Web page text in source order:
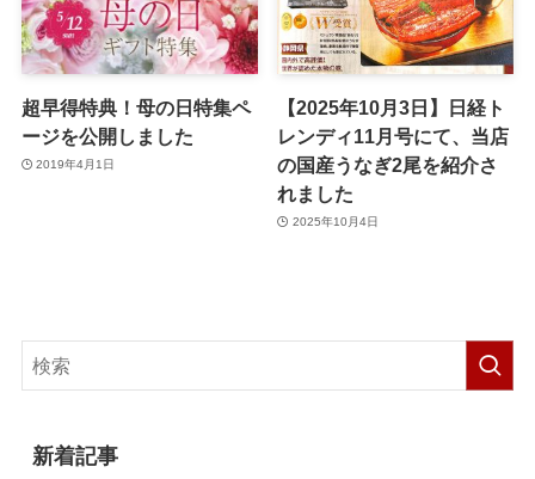
超早得特典！母の日特集ペ
ージを公開しました
2019年4月1日
【2025年10月3日】日経ト
レンディ11月号にて、当店
の国産うなぎ2尾を紹介さ
れました
2025年10月4日
新着記事